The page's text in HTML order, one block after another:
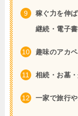
稼ぐ力を伸
継続・電子
趣味のアカ
相続・お墓
一家で旅行